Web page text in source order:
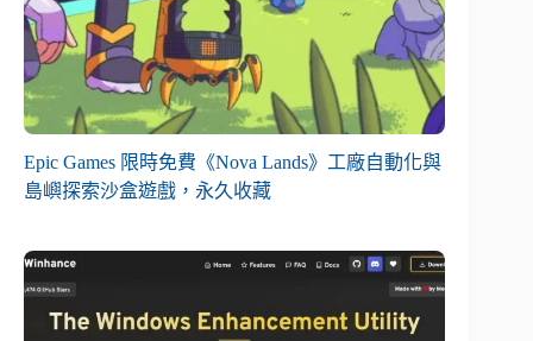
Epic Games 限時免費《Nova Lands》工廠自動化與
島嶼探索沙盒遊戲，永久收藏